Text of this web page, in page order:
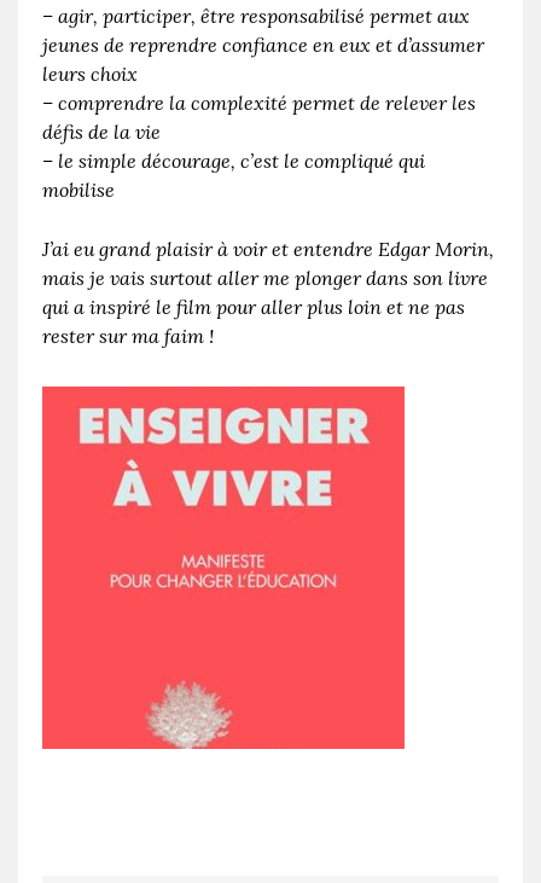
– agir, participer, être responsabilisé permet aux
jeunes de reprendre confiance en eux et d’assumer
leurs choix
– comprendre la complexité permet de relever les
défis de la vie
– le simple décourage, c’est le compliqué qui
mobilise
J’ai eu grand plaisir à voir et entendre Edgar Morin,
mais je vais surtout aller me plonger dans son livre
qui a inspiré le film pour aller plus loin et ne pas
rester sur ma faim !